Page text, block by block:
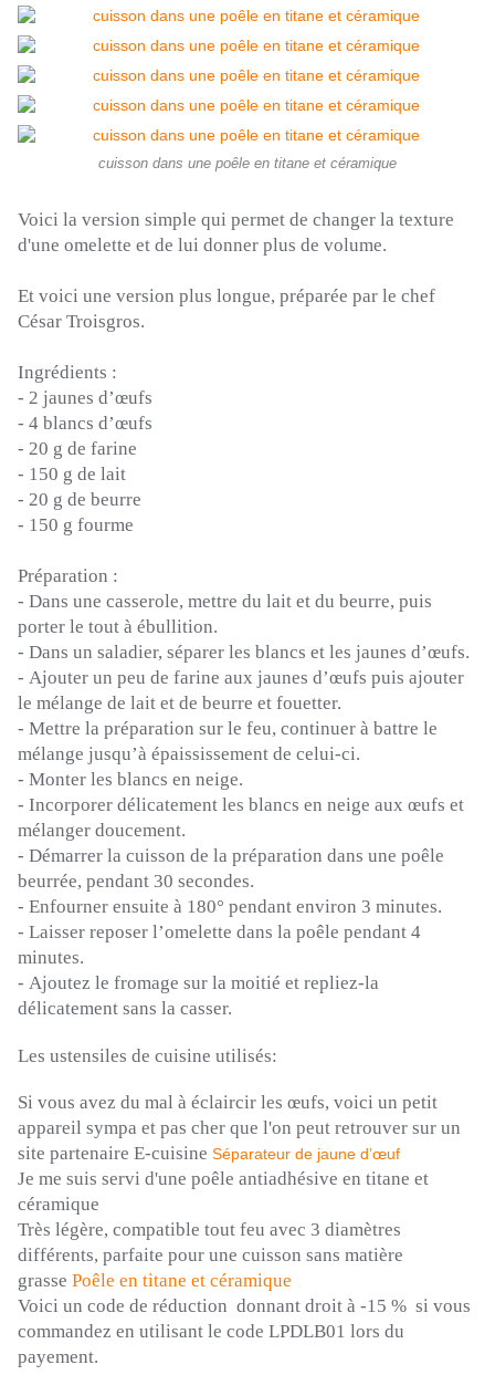
cuisson dans une poêle en titane et céramique
Voici la version simple qui permet de changer la texture
d'une omelette et de lui donner plus de volume.
Et voici une version plus longue, préparée par le chef
César Troisgros.
Ingrédients :
- 2 jaunes d’œufs
- 4 blancs d’œufs
- 20 g de farine
- 150 g de lait
- 20 g de beurre
- 150 g fourme
Préparation :
- Dans une casserole, mettre du lait et du beurre, puis
porter le tout à ébullition.
- Dans un saladier, séparer les blancs et les jaunes d’œufs.
- Ajouter un peu de farine aux jaunes d’œufs puis ajouter
le mélange de lait et de beurre et fouetter.
- Mettre la préparation sur le feu, continuer à battre le
mélange jusqu’à épaississement de celui-ci.
- Monter les blancs en neige.
- Incorporer délicatement les blancs en neige aux œufs et
mélanger doucement.
- Démarrer la cuisson de la préparation dans une poêle
beurrée, pendant 30 secondes.
- Enfourner ensuite à 180° pendant environ 3 minutes.
- Laisser reposer l’omelette dans la poêle pendant 4
minutes.
- Ajoutez le fromage sur la moitié et repliez-la
délicatement sans la casser.
Les ustensiles de cuisine utilisés:
Si vous avez du mal à éclaircir les œufs, voici un petit
appareil sympa et pas cher que l'on peut retrouver sur un
site partenaire E-cuisine Séparateur de jaune d’œuf
Je me suis servi d'une poêle antiadhésive en titane et
céramique
Très légère, compatible tout feu avec 3 diamètres
différents, parfaite pour une cuisson sans matière
grasse Poêle en titane et céramique
Voici un code de réduction donnant droit à -15 % si vous
commandez en utilisant le code LPDLB01 lors du
payement.